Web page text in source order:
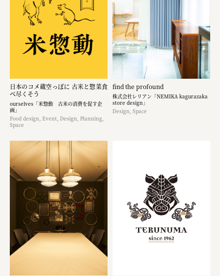
日本のコメ蔵空っぽに 古米と惣菜食
べ尽くそう
ourselves「米惣動 古米の消費を促す企
画」
Food design, Event, Design, Planning,
Space
find the profound
株式会社レリアン「NEMIKA kagurazaka
store design」
Design, Space